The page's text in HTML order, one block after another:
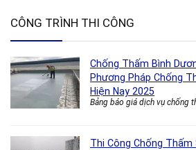
CÔNG TRÌNH THI CÔNG
Chống Thấm Bình
Phương Pháp Chống
Hiện Nay 2025
Bảng báo giá dịch vụ chống
Thi Công Chống